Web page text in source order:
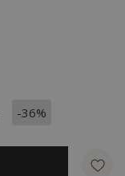
-36%